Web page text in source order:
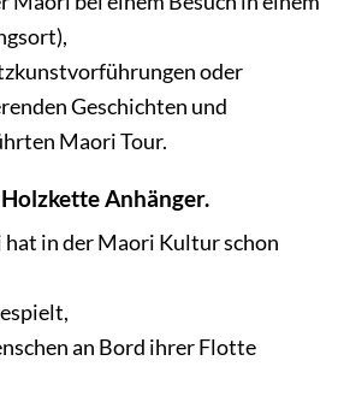
oder
Geschichten und
Maori Tour.
Anhänger.
in der Maori Kultur schon
an Bord ihrer Flotte